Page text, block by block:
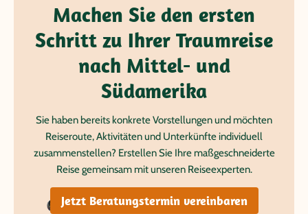
Machen Sie den ersten
Schritt zu Ihrer Traumreise
nach Mittel- und
Südamerika
Sie haben bereits konkrete Vorstellungen und möchten
Reiseroute, Aktivitäten und Unterkünfte individuell
zusammenstellen? Erstellen Sie Ihre maßgeschneiderte
Reise gemeinsam mit unseren Reiseexperten.
Jetzt Beratungstermin vereinbaren